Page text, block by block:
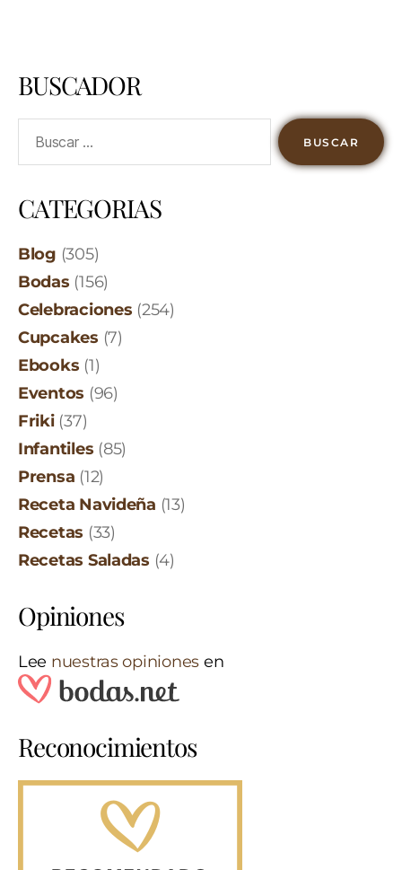
BUSCADOR
CATEGORIAS
Blog (305)
Bodas (156)
Celebraciones (254)
Cupcakes (7)
Ebooks (1)
Eventos (96)
Friki(37)
Infantiles (85)
Prensa (12)
Receta Navideña (13)
Recetas (33)
Recetas Saladas (4)
Opiniones
Lee nuestras opiniones en
Reconocimientos